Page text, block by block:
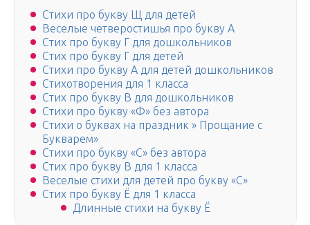
Стихи про букву Щ для детей
Веселые четверостишья про букву А
Стих про букву Г для дошкольников
Стих про букву Г для детей
Стихи про букву А для детей дошкольников
Стихотворения для 1 класса
Стих про букву В для дошкольников
Стихи про букву «Ф» без автора
Стихи о буквах на праздник » Прощание с
Букварем»
Стихи про букву «С» без автора
Стих про букву В для 1 класса
Веселые стихи для детей про букву «С»
Стих про букву Ё для 1 класса
Длинные стихи на букву Ё